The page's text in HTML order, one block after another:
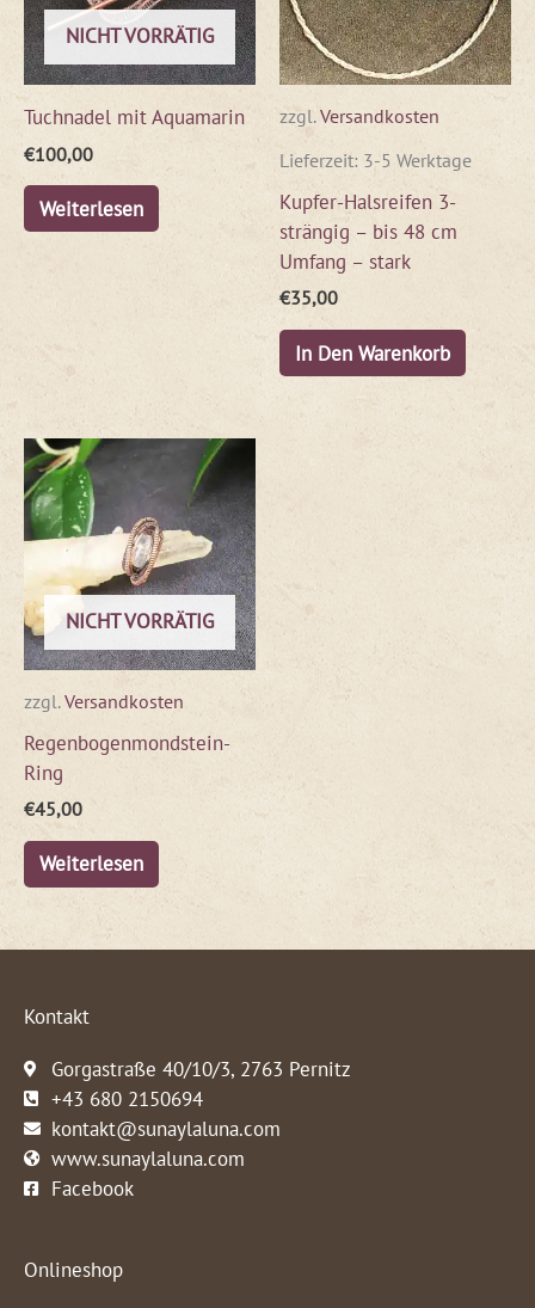
NICHT VORRÄTIG
Tuchnadel mit Aquamarin
€100,00
Weiterlesen
zzgl.Versandkosten
Lieferzeit: 3-5 Werktage
Kupfer-Halsreifen 3-
strängig – bis 48 cm
Umfang – stark
€35,00
In Den Warenkorb
NICHT VORRÄTIG
zzgl.Versandkosten
Regenbogenmondstein-
Ring
€45,00
Weiterlesen
Kontakt
Gorgastraße 40/10/3, 2763 Pernitz
+43 680 2150694
kontakt@sunaylaluna.com
www.sunaylaluna.com
Facebook
Onlineshop